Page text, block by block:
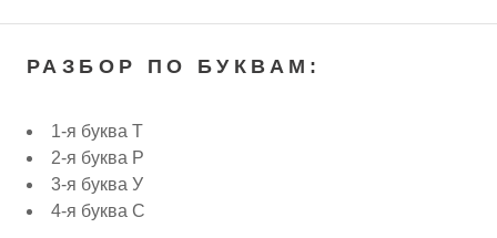
РАЗБОР ПО БУКВАМ:
1-я буква Т
2-я буква Р
3-я буква У
4-я буква С